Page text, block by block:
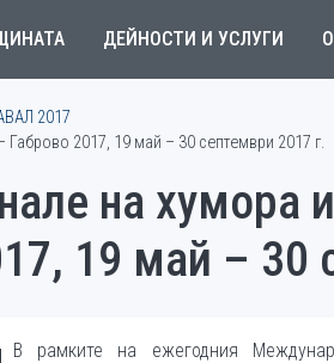
ДЕЙНОСТИ И УСЛУГИ
2017
2017, 19 май – 30 септември 2017 г.
на хумора
19 май – 30
В рамките на ежегодния